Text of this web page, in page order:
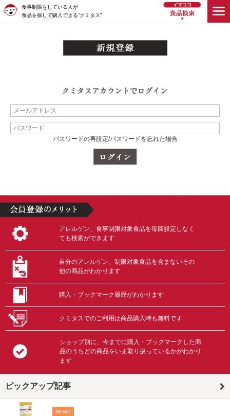
食事制限をしている人が
食品を探して購入できる“クミタス”
パスワードの再設定/パスワードを忘れた場合
アレルゲン、食事制限対象食品を毎回設定しなく
ても検索ができます
自分のアレルゲン、制限対象食品を含まないその
他の商品がわかります
購入・ブックマーク履歴がわかります
クミタスでのご利用は商品購入時も無料です
ショップ別に、今までに購入・ブックマークした商
品のうちどの商品をいま取り扱っているかがわかり
ます
ピックアップ記事
NEWS